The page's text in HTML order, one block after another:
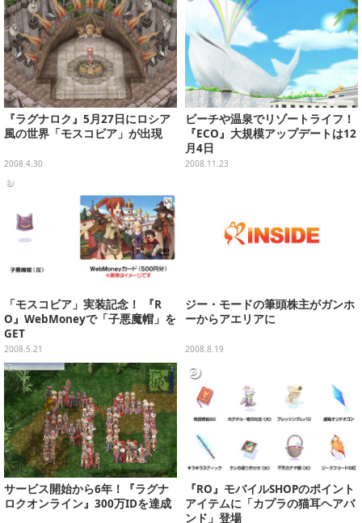
『ラグナロク』5月27日にロシア
風の世界「モスコビア」が出現
2008.4.30
ビーチや温泉でリゾートライフ！
『ECO』大規模アップデートは12
月4日
2008.11.23
「モスコビア」実装記念！ 『R
O』WebMoneyで「子悪魔帽」を
GET
2008.5.21
ジー・モードの筆頭株主がガンホ
ーからアエリアに
2008.8.19
サービス開始から6年！『ラグナ
ロクオンライン』300万IDを達成
『RO』モバイルSHOPのポイント
アイテムに「カプラの猫耳ヘアバ
ンド」登場